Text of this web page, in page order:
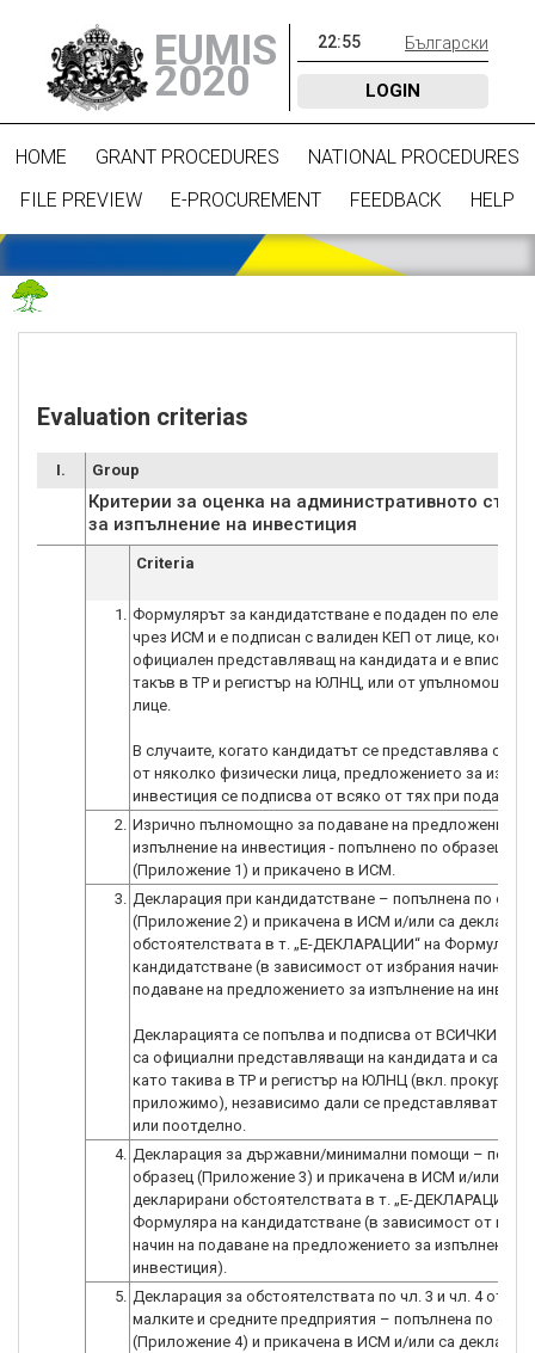
EUMIS
2020
22:55 Български
LOGIN
HOME GRANT PROCEDURES
NATIONAL PROCEDURES
FILE PREVIEW
E-PROCUREMENT FEEDBACK HELP
Evaluation criterias
I. Group
Критерии за оценка на административното
за изпълнение на инвестиция
Criteria
1. Формулярът за кандидатстване е подаден по
чрез ИСМ и е подписан с валиден КЕП от лице, което е
официален представляващ на кандидата и е вписан
такъв в ТР и регистър на ЮЛНЦ, или от упълномощено
лице.
В случаите, когато кандидатът се представлява само
от няколко физически лица, предложението за
инвестиция се подписва от всяко от тях при
2. Изрично пълномощно за подаване на предложението
изпълнение на инвестиция - попълнено по образец
(Приложение 1) и прикачено в ИСМ.
3. Декларация при кандидатстване – попълнена по
(Приложение 2) и прикачена в ИСМ и/или са
обстоятелствата в т. „E-ДЕКЛАРАЦИИ“ на Формуляра
кандидатстване (в зависимост от избрания начин на
подаване на предложението за изпълнение на
Декларацията се попълва и подписва от ВСИЧКИ
са официални представляващи на кандидата и са
като такива в ТР и регистър на ЮЛНЦ (вкл.
приложимо), независимо дали се представляват
или поотделно.
4. Декларация за държавни/минимални помощи –
образец (Приложение 3) и прикачена в ИСМ и/или са
декларирани обстоятелствата в т. „E-ДЕКЛАРАЦИИ“
Формуляра на кандидатстване (в зависимост от
начин на подаване на предложението за изпълнение
инвестиция).
5. Декларация за обстоятелствата по чл. 3 и чл. 4 от
малките и средните предприятия – попълнена по
(Приложение 4) и прикачена в ИСМ и/или са